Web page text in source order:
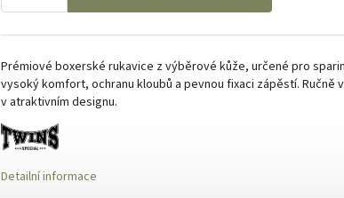
Prémiové boxerské rukavice z výběrové kůže, určené pro
vysoký komfort, ochranu kloubů a pevnou fixaci zápěstí. Ručně
v atraktivním designu.
Detailní informace